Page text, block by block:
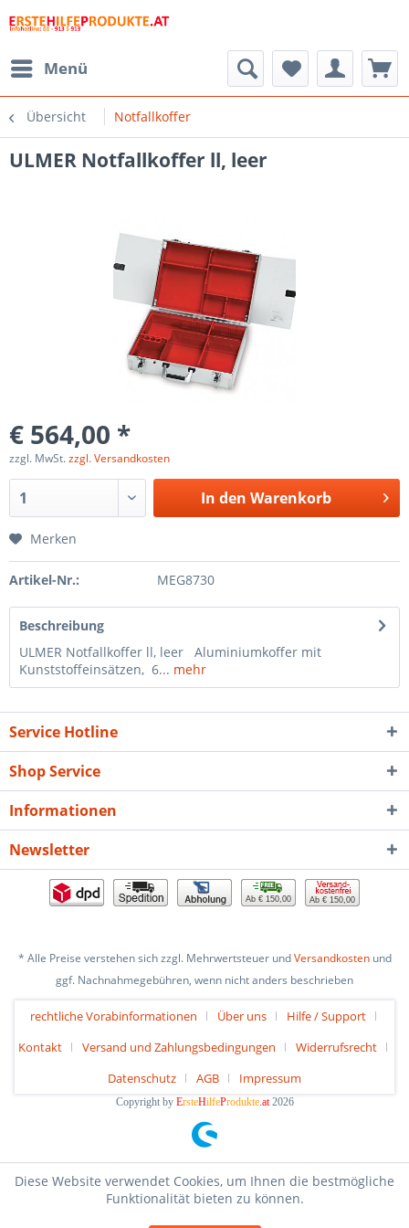
Menü
Übersicht Notfallkoffer
ULMER Notfallkoffer ll, leer
€ 564,00 *
zzgl. MwSt.zzgl. Versandkosten
In den Warenkorb
Merken
Artikel-Nr.: MEG8730
Beschreibung
ULMER Notfallkoffer ll, leer Aluminiumkoffer mit
Kunststoffeinsätzen, 6... mehr
Service Hotline
Shop Service
Informationen
Newsletter
Ab € 150,00 Ab € 150,00
* Alle Preise verstehen sich zzgl. Mehrwertsteuer undVersandkostenund
ggf. Nachnahmegebühren, wenn nicht anders beschrieben
rechtliche Vorabinformationen Über uns
Hilfe / Support
Kontakt
Versand und Zahlungsbedingungen
Widerrufsrecht
Datenschutz
AGB Impressum
Copyright by ErsteHilfeProdukte.at2026
Diese Website verwendet Cookies, um Ihnen die bestmögliche
Funktionalität bieten zu können.